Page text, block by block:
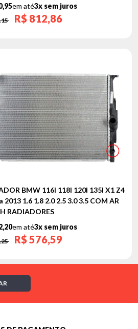
em até3x sem juros
R$ 812,86
BMW 116I 118I 120I 135I X1 Z4
2013 1.6 1.8 2.0 2.5 3.0 3.5 COM AR
RADIADORES
em até3x sem juros
R$576,59